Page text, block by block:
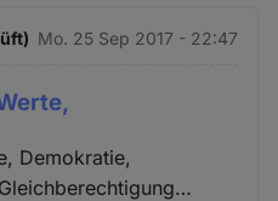
Mo. 25 Sep 2017 - 22:47
Demokratie,